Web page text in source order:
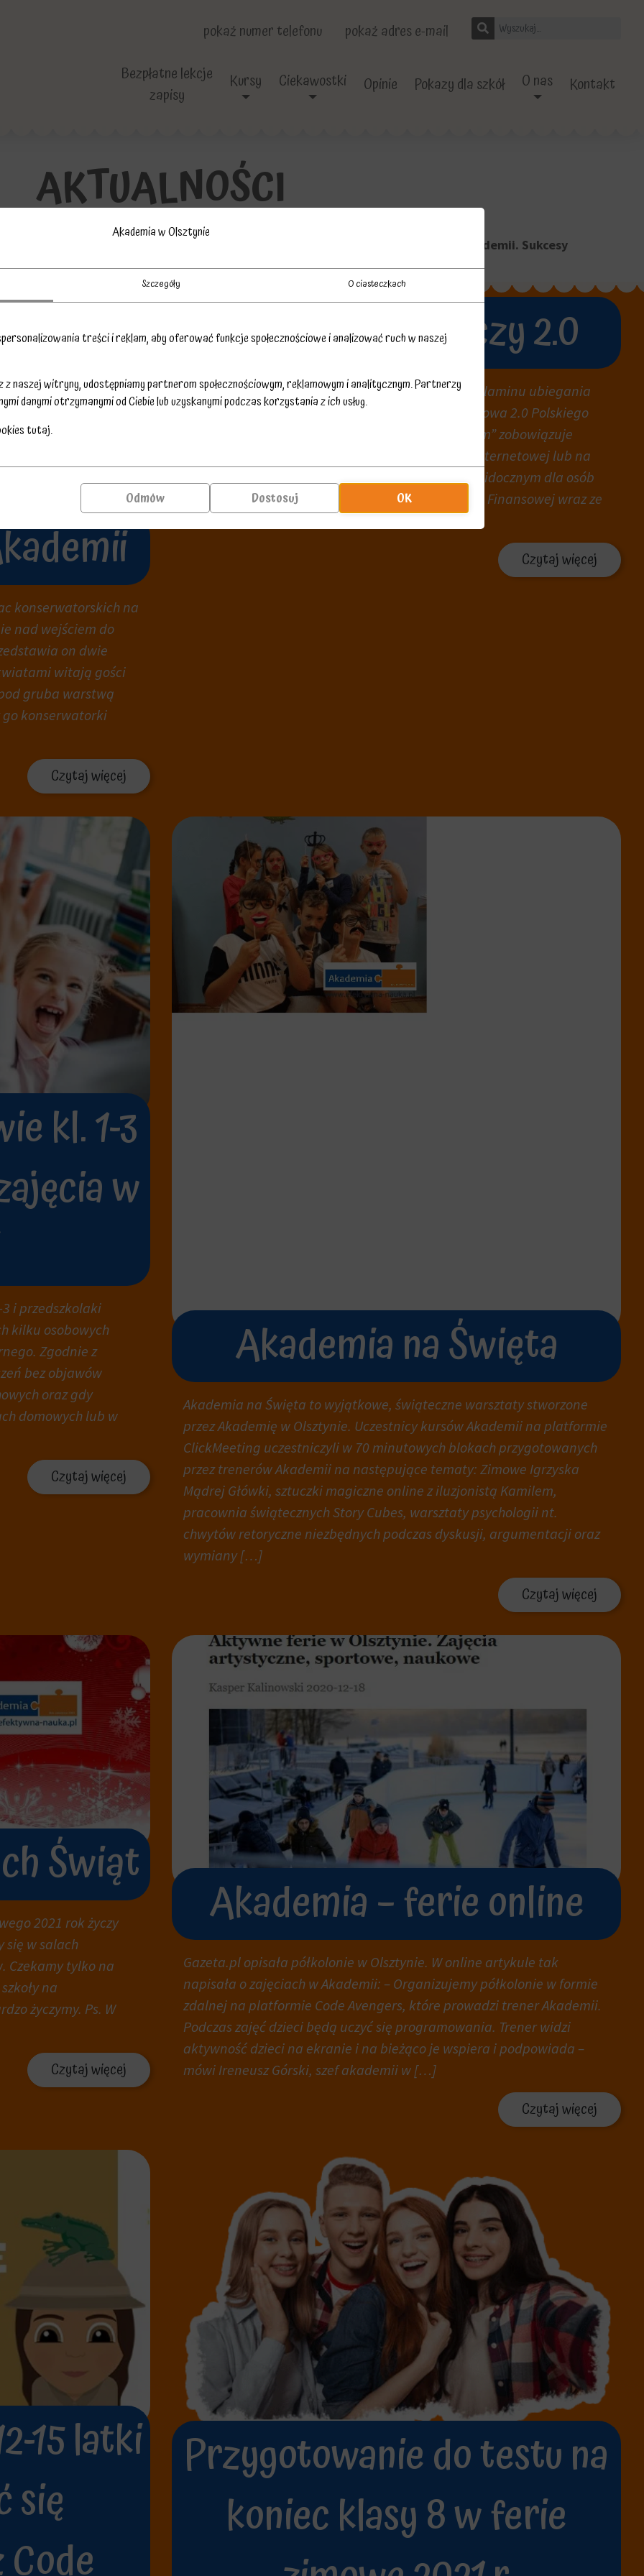
pokaż numer telefonu
pokaż adres e-mail
Bezpłatne lekcje
zapisy
Kursy Ciekawostki Opinie Pokazy dla szkół O nas Kontakt
AKTUALNOŚCI
Informacje: Kiedy startują kursy? Jak się zapisać? Godziny pracy sekretariatu Akademii. Sukcesy
konserwatorskich na
nad wejściem do
on dwie
witają gości
gruba warstwą
go konserwatorki
Czytaj więcej
Subwencja z Tarczy 2.0
Obowiązki informacyjne beneficjenta 14 lit i) Regulaminu ubiegania
się o udział w programie rządowym „Tarcza Finansowa 2.0 Polskiego
Funduszu Rozwoju dla mikro, małych i średnich firm” zobowiązuje
beneficjenta do „umieszczenia na swojej stronie internetowej lub na
koncie w mediach społecznościowych, w miejscu widocznym dla osób
odwiedzających, informacji o uzyskaniu Subwencji Finansowej wraz ze
Czytaj więcej
kl. 1-3
w
i przedszkolaki
kilku osobowych
Zgodnie z
bez objawów
oraz gdy
domowych lub w
Czytaj więcej
Akademia na Święta
Akademia na Święta to wyjątkowe, świąteczne warsztaty stworzone
przez Akademię w Olsztynie. Uczestnicy kursów Akademii na platformie
ClickMeeting uczestniczyli w 70 minutowych blokach przygotowanych
przez trenerów Akademii na następujące tematy: Zimowe Igrzyska
Mądrej Główki, sztuczki magiczne online z iluzjonistą Kamilem,
pracownia świątecznych Story Cubes, warsztaty psychologii nt.
chwytów retoryczne niezbędnych podczas dyskusji, argumentacji oraz
wymiany […]
Czytaj więcej
Świąt
2021 rok życzy
się w salach
Czekamy tylko na
na
życzymy. Ps. W
Czytaj więcej
Akademia – ferie online
Gazeta.pl opisała półkolonie w Olsztynie. W online artykule tak
napisała o zajęciach w Akademii: – Organizujemy półkolonie w formie
zdalnej na platformie Code Avengers, które prowadzi trener Akademii.
Podczas zajęć dzieci będą uczyć się programowania. Trener widzi
aktywność dzieci na ekranie i na bieżąco je wspiera i podpowiada –
mówi Ireneusz Górski, szef akademii w […]
Czytaj więcej
15 latki
się
Przygotowanie do testu na
koniec klasy 8 w ferie
Akademia w Olsztynie
treści i reklam, aby oferować funkcje społecznościowe i analizować ruch w naszej
naszej witryny, udostępniamy partnerom społecznościowym, reklamowym i analitycznym. Partnerzy
danymi otrzymanymi od Ciebie lub uzyskanymi podczas korzystania z ich usług.
tutaj.
Szczegóły O ciasteczkach
OK
Dostosuj
Odmów